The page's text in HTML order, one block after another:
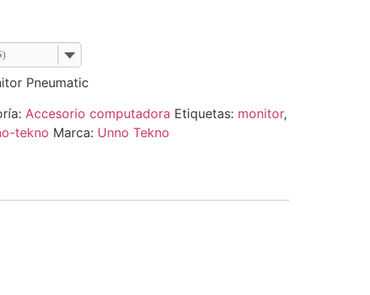
Pneumatic
Accesorio computadora Etiquetas: monitor,
tekno Marca: Unno Tekno